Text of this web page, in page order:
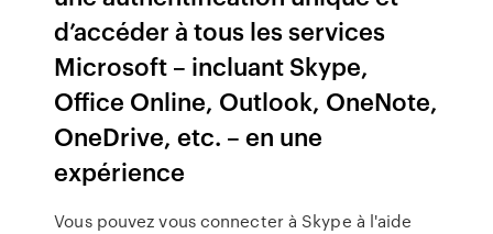
d’accéder à tous les services
Microsoft – incluant Skype,
Office Online, Outlook, OneNote,
OneDrive, etc. – en une
expérience
Vous pouvez vous connecter à Skype à l'aide